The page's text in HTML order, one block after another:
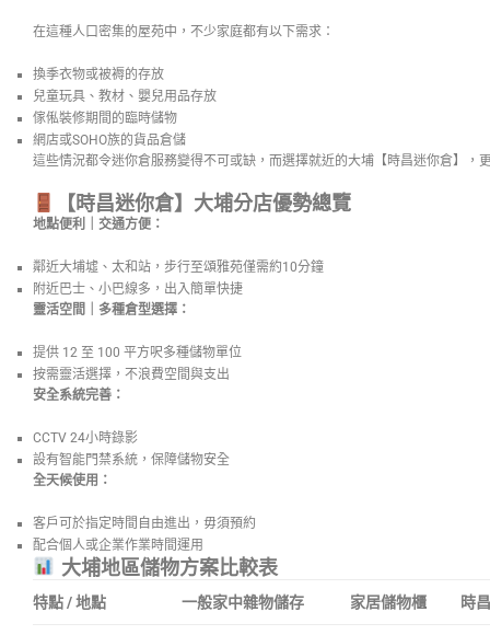
在這種人口密集的屋苑中，不少家庭都有以下需求：
換季衣物或被褥的存放
兒童玩具、教材、嬰兒用品存放
傢俬裝修期間的臨時儲物
網店或SOHO族的貨品倉儲
這些情況都令迷你倉服務變得不可或缺，而選擇就近的大埔【時昌迷你倉】，
【時昌迷你倉】大埔分店優勢總覽
地點便利｜交通方便：
鄰近大埔墟、太和站，步行至頌雅苑僅需約10分鐘
附近巴士、小巴線多，出入簡單快捷
靈活空間｜多種倉型選擇：
提供 12 至 100 平方呎多種儲物單位
按需靈活選擇，不浪費空間與支出
安全系統完善：
CCTV 24小時錄影
設有智能門禁系統，保障儲物安全
全天候使用：
客戶可於指定時間自由進出，毋須預約
配合個人或企業作業時間運用
大埔地區儲物方案比較表
特點 / 地點 一般家中雜物儲存 家居儲物櫃 時